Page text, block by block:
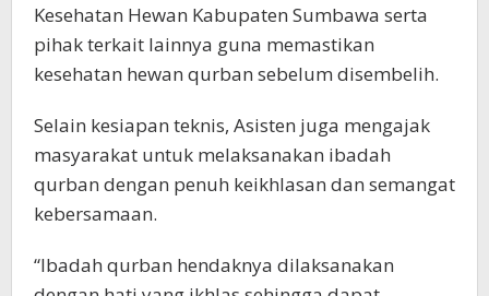
Kesehatan Hewan Kabupaten Sumbawa serta
pihak terkait lainnya guna memastikan
kesehatan hewan qurban sebelum disembelih.
Selain kesiapan teknis, Asisten juga mengajak
masyarakat untuk melaksanakan ibadah
qurban dengan penuh keikhlasan dan semangat
kebersamaan.
“Ibadah qurban hendaknya dilaksanakan